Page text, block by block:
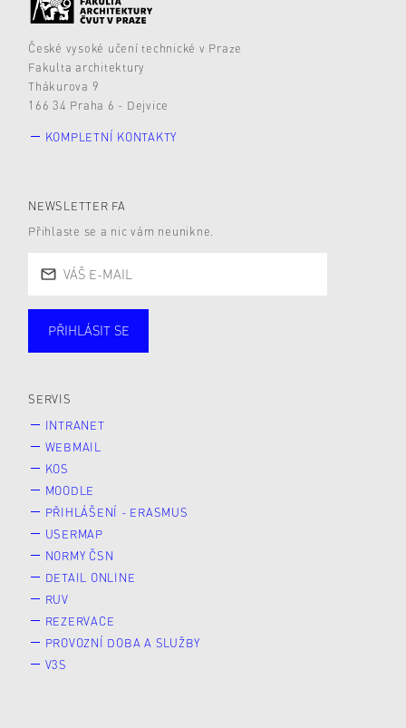
České vysoké učení technické v Praze
Fakulta architektury
Thákurova 9
166 34 Praha 6 - Dejvice
KOMPLETNÍ KONTAKTY
NEWSLETTER FA
Přihlaste se a nic vám neunikne.
PŘIHLÁSIT SE
SERVIS
INTRANET
WEBMAIL
KOS
MOODLE
PŘIHLÁŠENÍ - ERASMUS
USERMAP
NORMY ČSN
DETAIL ONLINE
RUV
REZERVACE
PROVOZNÍ DOBA A SLUŽBY
V3S